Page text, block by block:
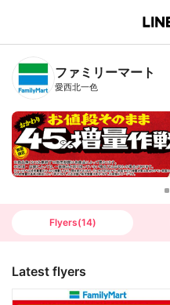
B
n
T
ファミリーマート
愛西北一色
Flyers(14)
Latest flyers